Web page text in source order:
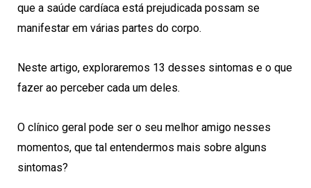
que a saúde cardíaca está prejudicada possam se
manifestar em várias partes do corpo.
Neste artigo, exploraremos 13 desses sintomas e o que
fazer ao perceber cada um deles.
O clínico geral pode ser o seu melhor amigo nesses
momentos, que tal entendermos mais sobre alguns
sintomas?